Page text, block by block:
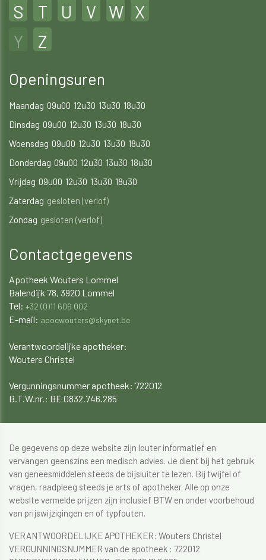
S
T U V W X
Y
Z
Openingsuren
Maandag 09u00 12u30 13u30 18u30
Dinsdag 09u00 12u30 13u30 18u30
Woensdag 09u00 12u30 13u30 18u30
Donderdag 09u00 12u30 13u30 18u30
Vrijdag 09u00 12u30 13u30 18u30
Zaterdag gesloten (verlof)
Zondag gesloten (verlof)
Contactgegevens
Apotheek Wouters Lommel
Balendijk 78, 3920 Lommel
Tel: +32 (0)11 606 002
E-mail: apocwouters@skynet.be
Verantwoordelijke apotheker:
Wouters Christel
​​​​​​Vergunningsnummer apotheek: 722012
B.T.W.nr.: BE 0832.746.285
De gegevens op deze website zijn louter informatief en
vervangen geenszins een medisch advies. Je dient bij het gebruik
van geneesmiddelen steeds de bijsluiter te lezen. Bij twijfel of
vragen, raadpleeg steeds je arts of apotheker. Alle op onze
website vermelde prijzen zijn inclusief BTW en onder voorbehoud
van prijswijzigingen en of typfouten.
VERANTWOORDELIJKE APOTHEKER: Wouters Christel
VERGUNNINGSNUMMER van de apotheek : 722012